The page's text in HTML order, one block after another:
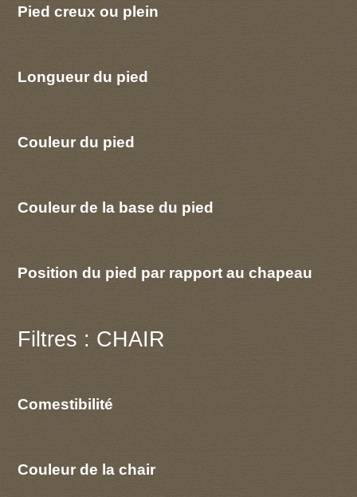
Pied creux ou plein
Longueur du pied
Couleur du pied
Couleur de la base du pied
Position du pied par rapport au chapeau
Filtres : CHAIR
Comestibilité
Couleur de la chair